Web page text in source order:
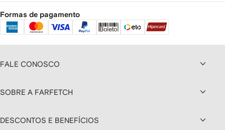
Formas de pagamento
FALE CONOSCO
SOBRE A FARFETCH
DESCONTOS E BENEFÍCIOS